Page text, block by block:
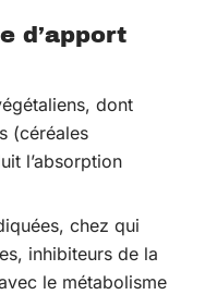
d’apport
dont
(céréales
l’absorption
chez qui
inhibiteurs de la
le métabolisme